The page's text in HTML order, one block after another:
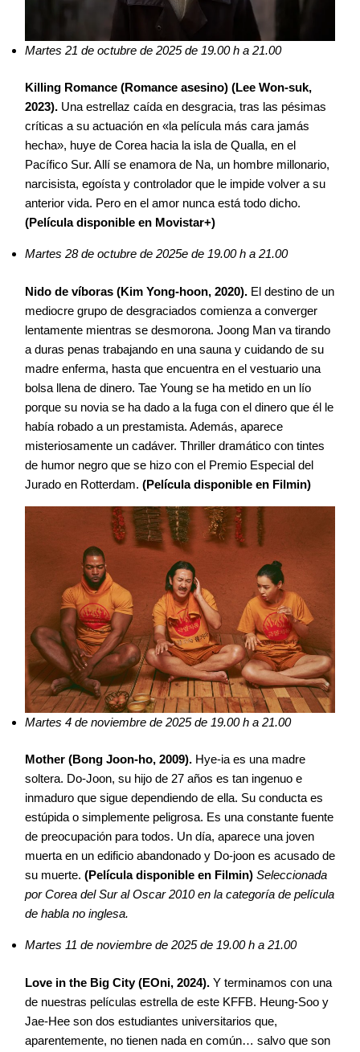
Martes 21 de octubre de 2025 de 19.00 h a 21.00
Killing Romance (Romance asesino) (Lee Won-suk,
2023). Una estrellaz caída en desgracia, tras las pésimas
críticas a su actuación en «la película más cara jamás
hecha», huye de Corea hacia la isla de Qualla, en el
Pacífico Sur. Allí se enamora de Na, un hombre millonario,
narcisista, egoísta y controlador que le impide volver a su
anterior vida. Pero en el amor nunca está todo dicho.
(Película disponible en Movistar+)
Martes 28 de octubre de 2025e de 19.00 h a 21.00
Nido de víboras (Kim Yong-hoon, 2020). El destino de un
mediocre grupo de desgraciados comienza a converger
lentamente mientras se desmorona. Joong Man va tirando
a duras penas trabajando en una sauna y cuidando de su
madre enferma, hasta que encuentra en el vestuario una
bolsa llena de dinero. Tae Young se ha metido en un lío
porque su novia se ha dado a la fuga con el dinero que él le
había robado a un prestamista. Además, aparece
misteriosamente un cadáver. Thriller dramático con tintes
de humor negro que se hizo con el Premio Especial del
Jurado en Rotterdam. (Película disponible en Filmin)
Martes 4 de noviembre de 2025 de 19.00 h a 21.00
Mother (Bong Joon-ho, 2009). Hye-ia es una madre
soltera. Do-Joon, su hijo de 27 años es tan ingenuo e
inmaduro que sigue dependiendo de ella. Su conducta es
estúpida o simplemente peligrosa. Es una constante fuente
de preocupación para todos. Un día, aparece una joven
muerta en un edificio abandonado y Do-joon es acusado de
su muerte. (Película disponible en Filmin) Seleccionada
por Corea del Sur al Oscar 2010 en la categoría de película
de habla no inglesa.
Martes 11 de noviembre de 2025 de 19.00 h a 21.00
Love in the Big City (EOni, 2024). Y terminamos con una
de nuestras películas estrella de este KFFB. Heung-Soo y
Jae-Hee son dos estudiantes universitarios que,
aparentemente, no tienen nada en común… salvo que son